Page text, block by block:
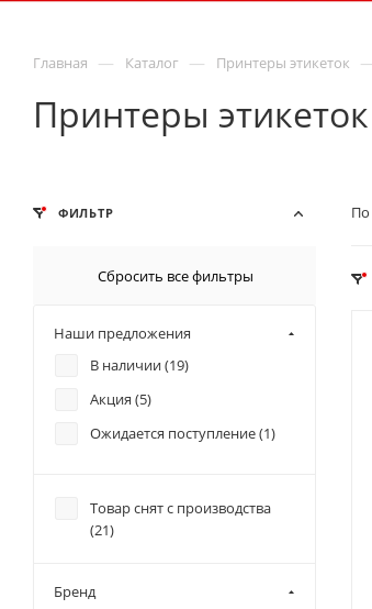
Главная — Каталог — Принтеры этикеток
Принтеры
ФИЛЬТР
Сбросить все фильтры
Наши предложения
В наличии (19)
Акция (5)
Ожидается поступление (1)
Товар снят с производства
(21)
Бренд